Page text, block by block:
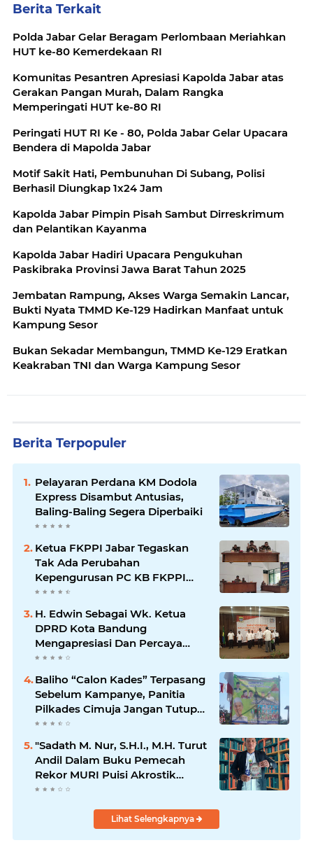
Berita Terkait
Polda Jabar Gelar Beragam Perlombaan Meriahkan
HUT ke-80 Kemerdekaan RI
Komunitas Pesantren Apresiasi Kapolda Jabar atas
Gerakan Pangan Murah, Dalam Rangka
Memperingati HUT ke-80 RI
Peringati HUT RI Ke - 80, Polda Jabar Gelar Upacara
Bendera di Mapolda Jabar
Motif Sakit Hati, Pembunuhan Di Subang, Polisi
Berhasil Diungkap 1x24 Jam
Kapolda Jabar Pimpin Pisah Sambut Dirreskrimum
dan Pelantikan Kayanma
Kapolda Jabar Hadiri Upacara Pengukuhan
Paskibraka Provinsi Jawa Barat Tahun 2025
Jembatan Rampung, Akses Warga Semakin Lancar,
Bukti Nyata TMMD Ke-129 Hadirkan Manfaat untuk
Kampung Sesor
Bukan Sekadar Membangun, TMMD Ke-129 Eratkan
Keakraban TNI dan Warga Kampung Sesor
Berita Terpopuler
Pelayaran Perdana KM Dodola
Express Disambut Antusias,
Baling-Baling Segera Diperbaiki
Ketua FKPPI Jabar Tegaskan
Tak Ada Perubahan
Kepengurusan PC KB FKPPI
Sumedang, Ketua Cabang
H. Edwin Sebagai Wk. Ketua
DPRD Kota Bandung
Mengapresiasi Dan Percaya
Penuh Kepada Kepemimpinan
Lpm Kota Bandung Periode
2021-2026
Baliho “Calon Kades” Terpasang
Sebelum Kampanye, Panitia
Pilkades Cimuja Jangan Tutup
Mata
"Sadath M. Nur, S.H.I., M.H. Turut
Andil Dalam Buku Pemecah
Rekor MURI Puisi Akrostik
Terbanyak
Lihat Selengkapnya